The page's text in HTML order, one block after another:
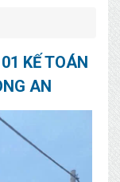
KẾ TOÁN
AN